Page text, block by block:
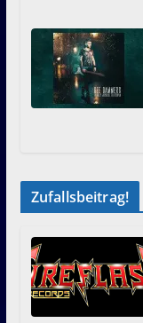
Zufallsbeitrag!